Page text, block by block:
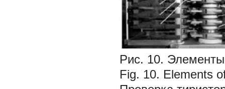
Рис. 10.
Fig. 10. Elements